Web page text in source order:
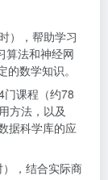
），帮助学习
算法和神经网
数学知识。
门课程（约78
方法，以及
据科学库的应
，结合实际商